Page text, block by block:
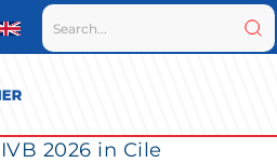
2026 in Cile